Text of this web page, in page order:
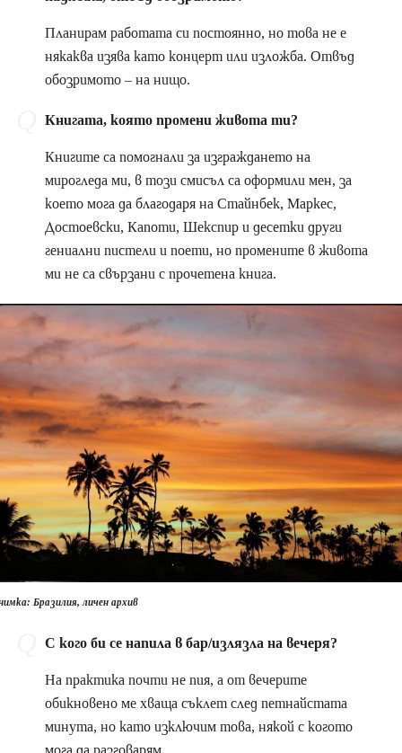
Планирам работата си постоянно, но това не е
някаква изява като концерт или изложба. Отвъд
обозримото – на нищо.
Книгата, която промени живота ти?
Книгите са помогнали за изграждането на
мирогледа ми, в този смисъл са оформили мен, за
което мога да благодаря на Стайнбек, Маркес,
Достоевски, Капоти, Шекспир и десетки други
гениални пистели и поети, но промените в живота
ми не са свързани с прочетена книга.
Бразилия, личен архив
С кого би се напила в бар/излязла на вечеря?
На практика почти не пия, а от вечерите
обикновено ме хваща съклет след петнайстата
минута, но като изключим това, някой с когото